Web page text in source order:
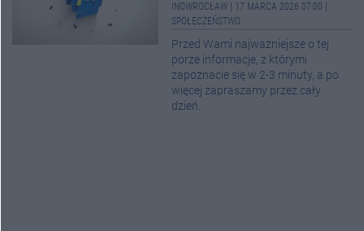
INOWROCŁAW 17 MARCA 2026 07:00
SPOŁECZEŃSTWO
Przed Wami najważniejsze o tej
porze informacje, z którymi
zapoznacie się w 2-3 minuty, a po
więcej zapraszamy przez cały
dzień.